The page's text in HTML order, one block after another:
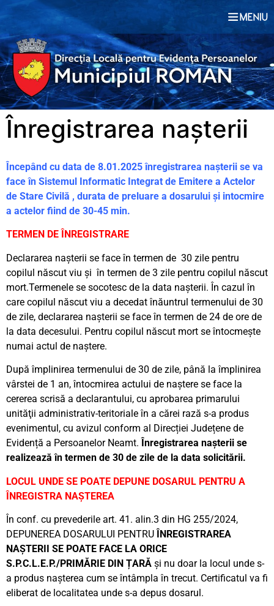
conținut
Înregistrarea naşterii
Începând cu data de 8.01.2025 înregistrarea nașterii se va
face în Sistemul Informatic Integrat de Emitere a Actelor
de Stare Civilă , durata de preluare a dosarului și intocmire
a actelor fiind de 30-45 min.
TERMEN DE ÎNREGISTRARE
Declararea naşterii se face în termen de 30 zile pentru
copilul născut viu şi în termen de 3 zile pentru copilul născut
mort.Termenele se socotesc de la data naşterii. În cazul în
care copilul născut viu a decedat înăuntrul termenului de 30
de zile, declararea naşterii se face în termen de 24 de ore de
la data decesului. Pentru copilul născut mort se întocmeşte
numai actul de naştere.
După împlinirea termenului de 30 de zile, până la împlinirea
vârstei de 1 an, întocmirea actului de naştere se face la
cererea scrisă a declarantului, cu aprobarea primarului
unităţii administrativ-teritoriale în a cărei rază s-a produs
evenimentul, cu avizul conform al Direcției Județene de
Evidență a Persoanelor Neamt. Înregistrarea naşterii se
realizează în termen de 30 de zile de la data solicitării.
LOCUL UNDE SE POATE DEPUNE DOSARUL PENTRU A
ÎNREGISTRA NAȘTEREA
În conf. cu prevederile art. 41. alin.3 din HG 255/2024,
DEPUNEREA DOSARULUI PENTRU ÎNREGISTRAREA
NAȘTERII SE POATE FACE LA ORICE
S.P.C.L.E.P./PRIMĂRIE DIN ȚARĂ și nu doar la locul unde s-
a produs nașterea cum se întâmpla în trecut. Certificatul va fi
eliberat de localitatea unde s-a depus dosarul.